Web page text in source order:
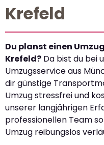
Krefeld
Du planst einen
Krefeld? Da bist du bei
Umzugsservice aus
dir günstige
Umzug stressfrei und
unserer langjährigen
professionellen Team
Umzug reibungslos